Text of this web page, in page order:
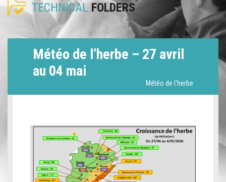
TECHNICALFOLDERS
Météo de l’herbe – 27 avril
au 04 mai
Météo de l'herbe